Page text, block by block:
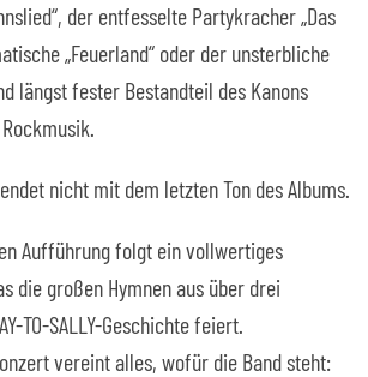
, der entfesselte Partykracher„Das
„Feuerland“ oder der unsterbliche
längst fester Bestandteil des Kanons
nicht mit dem letzten Ton des Albums.
Aufführung folgt einvollwertiges
die großen Hymnen aus über drei
TO-SALLY-Geschichtefeiert.
vereint alles, wofür die Band steht: